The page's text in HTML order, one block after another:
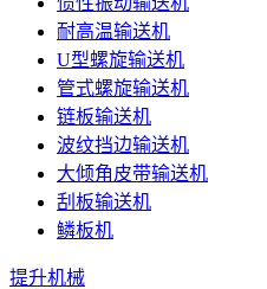
耐高温输送机
U型螺旋输送机
管式螺旋输送机
链板输送机
波纹挡边输送机
大倾角皮带输送机
刮板输送机
鳞板机
提升机械